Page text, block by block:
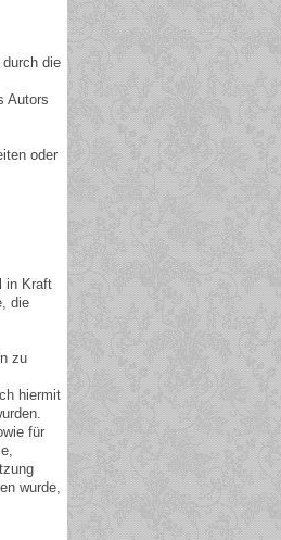
die
Autors
oder
in Kraft
die
zu
hiermit
für
wurde,